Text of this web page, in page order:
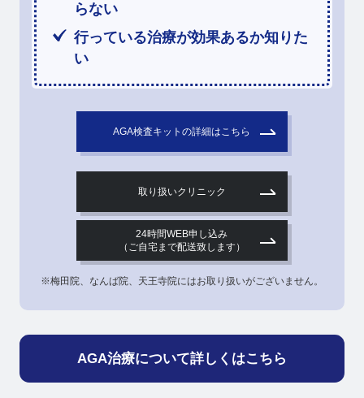
らない
行っている治療が効果あるか知りた
い
AGA検査キットの詳細はこちら
取り扱いクリニック
24時間WEB申し込み
（ご自宅まで配送致します）
※梅田院、なんば院、天王寺院にはお取り扱いがございません。
AGA治療について詳しくはこちら